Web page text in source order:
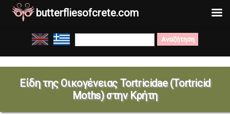
Μετάβαση
στο
περιεχόμενο
Search
for:
Είδη της Οικογένειας Tortricidae (Tortricid
Moths) στην Κρήτη
butterfliesofcrete.com